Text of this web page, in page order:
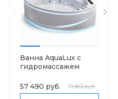
Ванна AquaLux с
гидромассажем
57 490 руб. 71 863 руб.